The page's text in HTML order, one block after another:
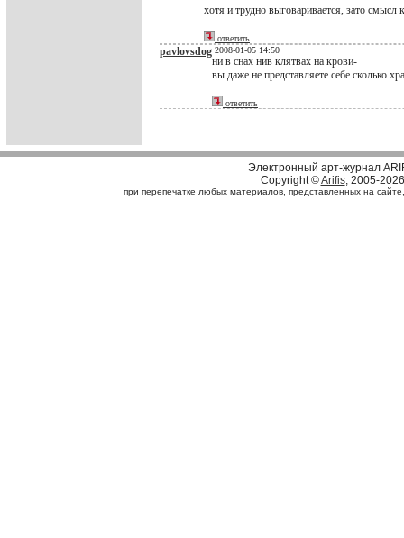
хотя и трудно выговаривается, зато смысл
ответить
pavlovsdog 2008-01-05 14:50
ни в снах нив клятвах на крови-
вы даже не представляете себе сколько
ответить
Электронный арт-журнал
Copyright ©Arifis, 2005-2026
при перепечатке любых материалов, представленных на